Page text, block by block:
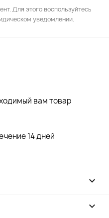
Для этого воспользуйтесь
уведомлении.
вам товар
14 дней

